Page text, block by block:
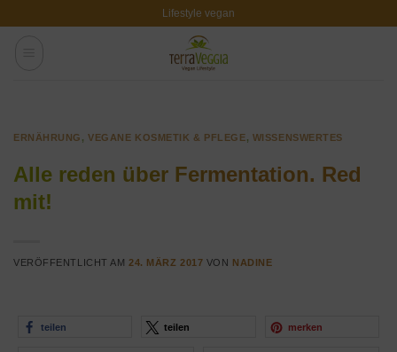
Lifestyle vegan
ERNÄHRUNG ,VEGANE KOSMETIK & PFLEGE, WISSENSWERTES
Alle reden über Fermentation. Red
mit!
VERÖFFENTLICHT AM 24. MÄRZ 2017 VON NADINE
teilen teilen merken